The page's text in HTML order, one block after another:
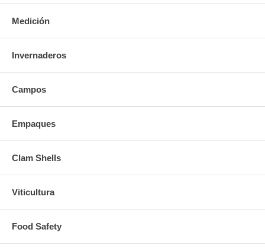
Medición
Invernaderos
Campos
Empaques
Clam Shells
Viticultura
Food Safety